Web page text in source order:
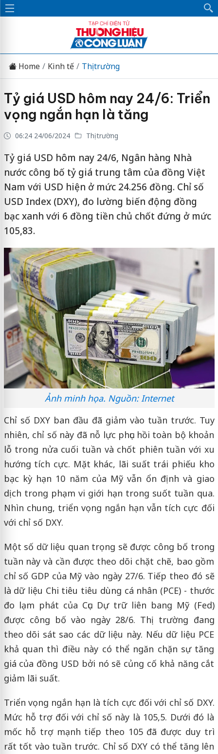
Home Kinh tế Thị trường
Tỷ giá USD hôm nay 24/6: Triển
vọng ngắn hạn là tăng
06:24 24/06/2024 Thị trường
Tỷ giá USD hôm nay 24/6, Ngân hàng Nhà
nước công bố tỷ giá trung tâm của đồng Việt
Nam với USD hiện ở mức 24.256 đồng. Chỉ số
USD Index (DXY), đo lường biến động đồng
bạc xanh với 6 đồng tiền chủ chốt đứng ở mức
105,83.
Ảnh minh họa. Nguồn: Internet
Chỉ số DXY ban đầu đã giảm vào tuần trước. Tuy
nhiên, chỉ số này đã nỗ lực phục hồi toàn bộ khoản
lỗ trong nửa cuối tuần và chốt phiên tuần với xu
hướng tích cực. Mặt khác, lãi suất trái phiếu kho
bạc kỳ hạn 10 năm của Mỹ vẫn ổn định và giao
dịch trong phạm vi giới hạn trong suốt tuần qua.
Nhìn chung, triển vọng ngắn hạn vẫn tích cực đối
với chỉ số DXY.
Một số dữ liệu quan trọng sẽ được công bố trong
tuần này và cần được theo dõi chặt chẽ, bao gồm
chỉ số GDP của Mỹ vào ngày 27/6. Tiếp theo đó sẽ
là dữ liệu Chi tiêu tiêu dùng cá nhân (PCE) - thước
đo lạm phát của Cục Dự trữ liên bang Mỹ (Fed)
được công bố vào ngày 28/6. Thị trường đang
theo dõi sát sao các dữ liệu này. Nếu dữ liệu PCE
khả quan thì điều này có thể ngăn chặn sự tăng
giá của đồng USD bởi nó sẽ củng cố khả năng cắt
giảm lãi suất.
Triển vọng ngắn hạn là tích cực đối với chỉ số DXY.
Mức hỗ trợ đối với chỉ số này là 105,5. Dưới đó là
mốc hỗ trợ mạnh tiếp theo 105 đã được duy trì
rất tốt vào tuần trước. Chỉ số DXY có thể tăng lên